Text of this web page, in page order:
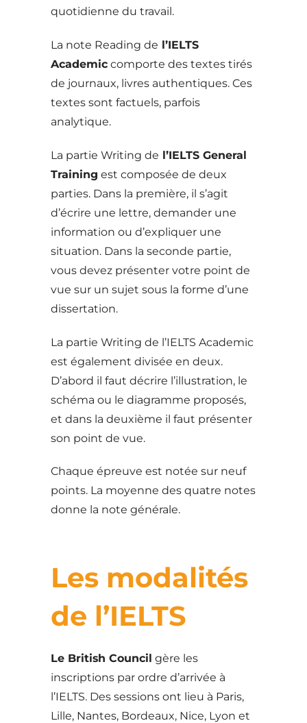
quotidienne du travail.
La note Reading de l’IELTS
Academic comporte des textes tirés
de journaux, livres authentiques. Ces
textes sont factuels, parfois
analytique.
La partie Writing de l’IELTS General
Training est composée de deux
parties. Dans la première, il s’agit
d’écrire une lettre, demander une
information ou d’expliquer une
situation. Dans la seconde partie,
vous devez présenter votre point de
vue sur un sujet sous la forme d’une
dissertation.
La partie Writing de l’IELTS Academic
est également divisée en deux.
D’abord il faut décrire l’illustration, le
schéma ou le diagramme proposés,
et dans la deuxième il faut présenter
son point de vue.
Chaque épreuve est notée sur neuf
points. La moyenne des quatre notes
donne la note générale.
Les modalités
de l’IELTS
Le British Council gère les
inscriptions par ordre d’arrivée à
l’IELTS. Des sessions ont lieu à Paris,
Lille, Nantes, Bordeaux, Nice, Lyon et